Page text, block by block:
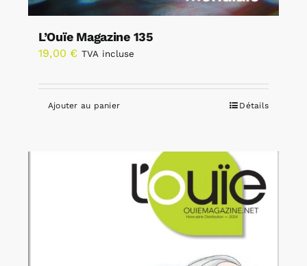
L’Ouïe Magazine 135
19,00 € TVA incluse
Ajouter au panier Détails